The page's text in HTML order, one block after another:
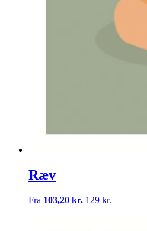
Ræv
Fra 103,20 kr. 129 kr.